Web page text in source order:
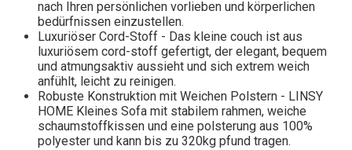
nach Ihren persönlichen vorlieben und körperlichen
bedürfnissen einzustellen.
Luxuriöser Cord-Stoff - Das kleine couch ist aus
luxuriösem cord-stoff gefertigt, der elegant, bequem
und atmungsaktiv aussieht und sich extrem weich
anfühlt, leicht zu reinigen.
Robuste Konstruktion mit Weichen Polstern - LINSY
HOME Kleines Sofa mit stabilem rahmen, weiche
schaumstoffkissen und eine polsterung aus 100%
polyester und kann bis zu 320kg pfund tragen.